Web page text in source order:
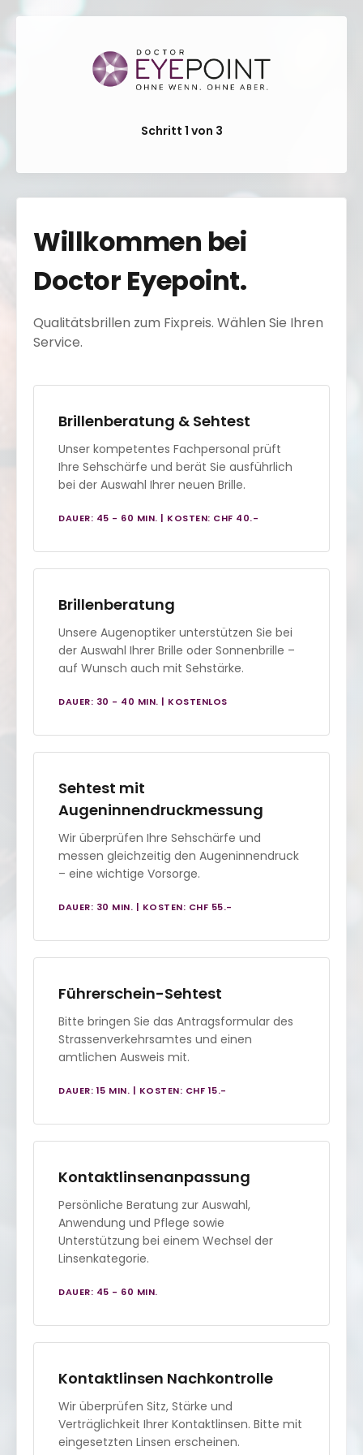
Schritt 1 von 3
Willkommen bei
Doctor Eyepoint.
Qualitätsbrillen zum Fixpreis. Wählen Sie Ihren
Service.
Brillenberatung & Sehtest
Unser kompetentes Fachpersonal prüft
Ihre Sehschärfe und berät Sie ausführlich
bei der Auswahl Ihrer neuen Brille.
DAUER: 45 - 60 MIN. | KOSTEN: CHF 40.-
Brillenberatung
Unsere Augenoptiker unterstützen Sie bei
der Auswahl Ihrer Brille oder Sonnenbrille –
auf Wunsch auch mit Sehstärke.
DAUER: 30 - 40 MIN. | KOSTENLOS
Sehtest mit
Augeninnendruckmessung
Wir überprüfen Ihre Sehschärfe und
messen gleichzeitig den Augeninnendruck
– eine wichtige Vorsorge.
DAUER: 30 MIN. | KOSTEN: CHF 55.-
Führerschein-Sehtest
Bitte bringen Sie das Antragsformular des
Strassenverkehrsamtes und einen
amtlichen Ausweis mit.
DAUER: 15 MIN. | KOSTEN: CHF 15.-
Kontaktlinsenanpassung
Persönliche Beratung zur Auswahl,
Anwendung und Pflege sowie
Unterstützung bei einem Wechsel der
Linsenkategorie.
DAUER: 45 - 60 MIN.
Kontaktlinsen Nachkontrolle
Wir überprüfen Sitz, Stärke und
Verträglichkeit Ihrer Kontaktlinsen. Bitte mit
eingesetzten Linsen erscheinen.